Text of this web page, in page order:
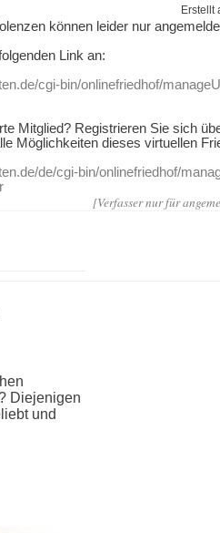
Erstellt
können leider nur
Link an:
cgi-bin/onlinefriedhof/
Mitglied? Registrieren Sie sich
Möglichkeiten dieses virtuellen
de/cgi-bin/onlinefriedhof/
[Verfasser nur für
Diejenigen
und